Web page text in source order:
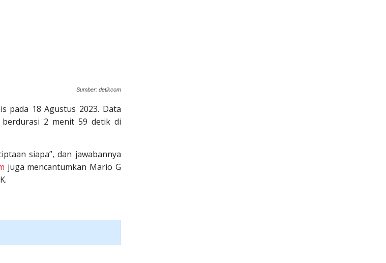
Sumber: detikcom
pada 18 Agustus 2023. Data
2 menit 59 detik di
siapa”, dan jawabannya
juga mencantumkan Mario G